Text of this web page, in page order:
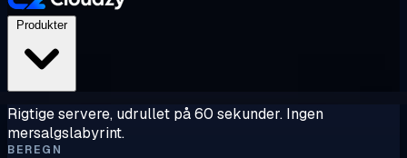
Produkter
Rigtige servere, udrullet på 60 sekunder. Ingen
mersalgslabyrint.
BEREGN